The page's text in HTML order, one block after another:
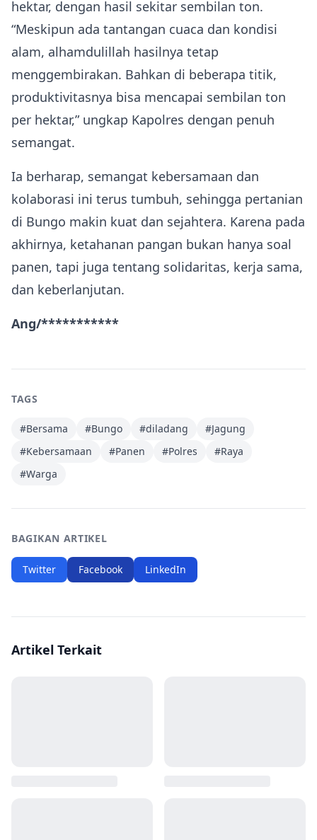
hektar, dengan hasil sekitar sembilan ton.
“Meskipun ada tantangan cuaca dan kondisi
alam, alhamdulillah hasilnya tetap
menggembirakan. Bahkan di beberapa titik,
produktivitasnya bisa mencapai sembilan ton
per hektar,” ungkap Kapolres dengan penuh
semangat.
Ia berharap, semangat kebersamaan dan
kolaborasi ini terus tumbuh, sehingga pertanian
di Bungo makin kuat dan sejahtera. Karena pada
akhirnya, ketahanan pangan bukan hanya soal
panen, tapi juga tentang solidaritas, kerja sama,
dan keberlanjutan.
Ang/***********
TAGS
#Bersama #Bungo #diladang #Jagung
#Kebersamaan #Panen #Polres #Raya
#Warga
BAGIKAN ARTIKEL
Twitter Facebook LinkedIn
Artikel Terkait